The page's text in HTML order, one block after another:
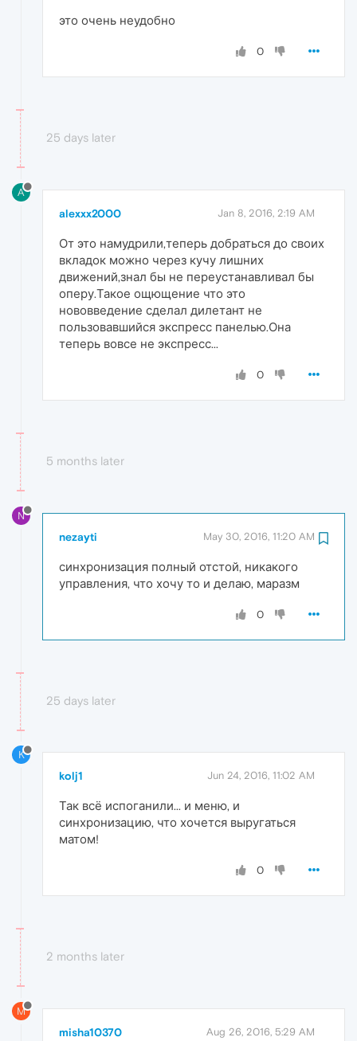
это очень неудобно
0
25 days later
A
alexxx2000 Jan 8, 2016, 2:19 AM
От это намудрили,теперь добраться до своих
вкладок можно через кучу лишних
движений,знал бы не переустанавливал бы
оперу.Такое ощющение что это
нововведение сделал дилетант не
пользовавшийся экспресс панелью.Она
теперь вовсе не экспресс...
0
5 months later
N
nezayti May 30, 2016, 11:20 AM
синхронизация полный отстой, никакого
управления, что хочу то и делаю, маразм
0
25 days later
K
kolj1 Jun 24, 2016, 11:02 AM
Так всё испоганили... и меню, и
синхронизацию, что хочется выругаться
матом!
0
2 months later
M
misha10370 Aug 26, 2016, 5:29 AM